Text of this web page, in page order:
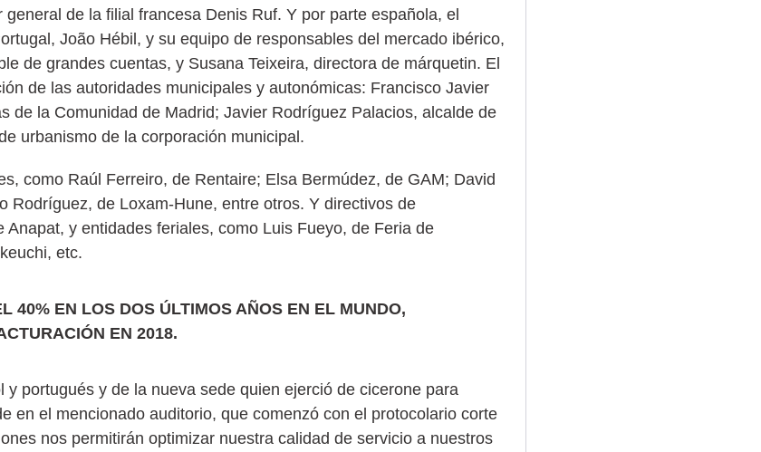
de la filial francesa Denis Ruf. Y por parte española, el
João Hébil, y su equipo de responsables del mercado ibérico,
de grandes cuentas, y Susana Teixeira, directora de márquetin. El
de las autoridades municipales y autonómicas: Francisco Javier
de la Comunidad de Madrid; Javier Rodríguez Palacios, alcalde de
urbanismo de la corporación municipal.
como Raúl Ferreiro, de Rentaire; Elsa Bermúdez, de GAM; David
Rodríguez, de Loxam-Hune, entre otros. Y directivos de
y entidades feriales, como Luis Fueyo, de Feria de
etc.
40% EN LOS DOS ÚLTIMOS AÑOS EN EL MUNDO,
EN 2018.
portugués y de la nueva sede quien ejerció de cicerone para
en el mencionado auditorio, que comenzó con el protocolario corte
nos permitirán optimizar nuestra calidad de servicio a nuestros